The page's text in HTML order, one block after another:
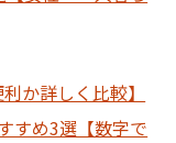
か詳しく比較】
すめ3選【数字で